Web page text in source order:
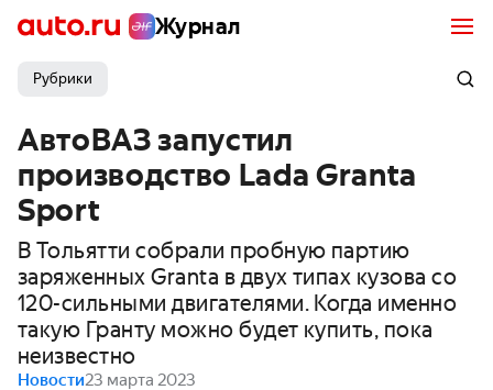
Журнал
Рубрики
АвтоВАЗ запустил
производство Lada Granta
Sport
В Тольятти собрали пробную партию
заряженных Granta в двух типах кузова со
120-сильными двигателями. Когда именно
такую Гранту можно будет купить, пока
неизвестно
Новости23 марта 2023